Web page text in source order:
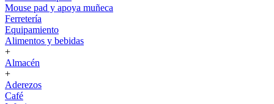
Mouse pad y apoya muñeca
Ferretería
Equipamiento
Alimentos y bebidas
+
Almacén
+
Aderezos
Café